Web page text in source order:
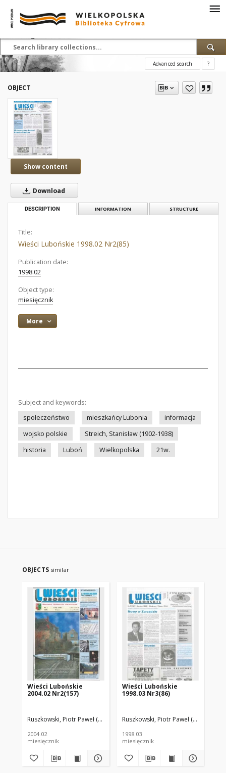
Advanced search ?
OBJECT
Show content
Download
DESCRIPTION INFORMATION STRUCTURE
Title:
Wieści Lubońskie 1998.02 Nr2(85)
Publication date:
1998.02
Object type:
miesięcznik
More
Subject and keywords:
społeczeństwo
mieszkańcy Lubonia
informacja
wojsko polskie
Streich, Stanisław (1902-1938)
historia
Luboń Wielkopolska 21w.
OBJECTS similar
Wieści Lubońskie
2004.02 Nr2(157)
Ruszkowski, Piotr Paweł (red.)
2004.02
miesięcznik
Wieści Lubońskie
1998.03 Nr3(86)
Ruszkowski, Piotr Paweł (red.)
1998.03
miesięcznik